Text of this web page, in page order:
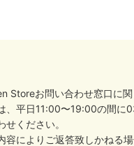
Storeお問い合わせ窓口に関
、平日11:00〜19:00の間
ください。
容によりご返答致しかねる場